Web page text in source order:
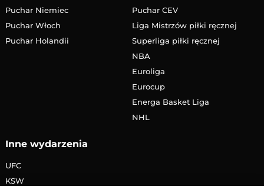
Puchar Niemiec
Puchar Włoch
Puchar Holandii
Puchar CEV
Liga Mistrzów piłki ręcznej
Superliga piłki ręcznej
NBA
Euroliga
Eurocup
Energa Basket Liga
NHL
Inne wydarzenia
UFC
KSW